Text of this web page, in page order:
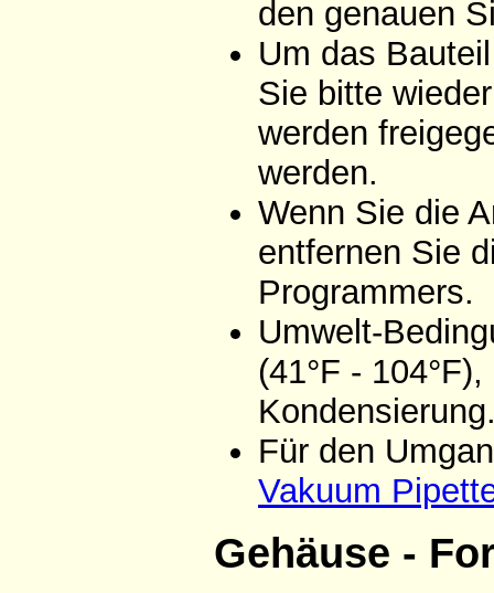
den genauen
Um das
Sie bitte
werden
werden.
Wenn Sie die
entfernen Sie
Programmers.
Umwelt-
(41°F -
Für den
Vakuum
Gehäuse -